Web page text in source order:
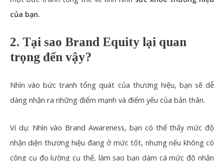
của bạn.
2. Tại sao Brand Equity lại quan
trọng đến vậy?
Nhìn vào bức tranh tổng quát của thương hiệu, bạn sẽ dễ
dàng nhận ra những điểm mạnh và điểm yếu của bản thân.
Ví dụ: Nhìn vào Brand Awareness, bạn có thể thấy mức độ
nhận diện thương hiệu đang ở mức tốt, nhưng nếu không có
công cụ đo lường cụ thể, làm sao bạn dám cá mức độ nhận